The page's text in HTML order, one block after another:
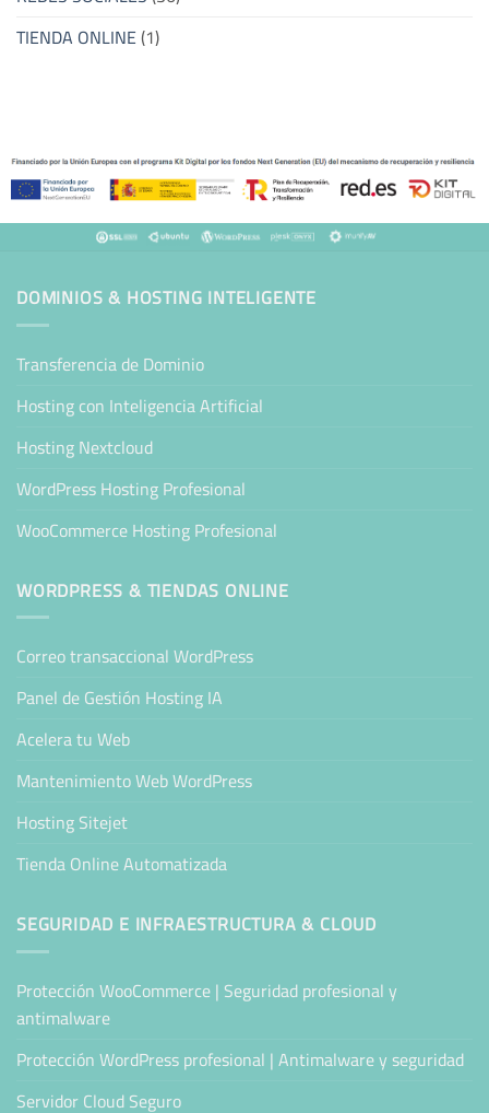
TIENDA ONLINE(1)
DOMINIOS & HOSTING INTELIGENTE
Transferencia de Dominio
Hosting con Inteligencia Artificial
Hosting Nextcloud
WordPress Hosting Profesional
WooCommerce Hosting Profesional
WORDPRESS & TIENDAS ONLINE
Correo transaccional WordPress
Panel de Gestión Hosting IA
Acelera tu Web
Mantenimiento Web WordPress
Hosting Sitejet
Tienda Online Automatizada
SEGURIDAD E INFRAESTRUCTURA & CLOUD
Protección WooCommerce | Seguridad profesional y
antimalware
Protección WordPress profesional | Antimalware y seguridad
Servidor Cloud Seguro